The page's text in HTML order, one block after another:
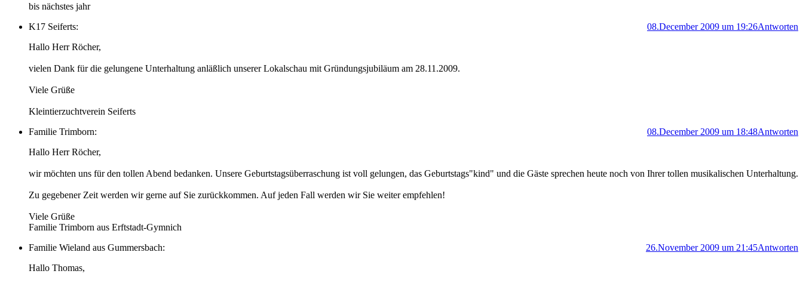
bis nächstes jahr
K17 Seiferts:
Antworten
08.December 2009 um 19:26
Hallo Herr Röcher,
vielen Dank für die gelungene Unterhaltung anläßlich unserer Lokalschau mit Gründungsjubiläum am 28.11.2009.
Viele Grüße
Kleintierzuchtverein Seiferts
Familie Trimborn:
Antworten
08.December 2009 um 18:48
Hallo Herr Röcher,
wir möchten uns für den tollen Abend bedanken. Unsere Geburtstagsüberraschung ist voll gelungen, das Geburtstags"kind" und die Gäste sprechen heute noch von Ihrer tollen musikalischen Unterhaltung.
Zu gegebener Zeit werden wir gerne auf Sie zurückkommen. Auf jeden Fall werden wir Sie weiter empfehlen!
Viele Grüße
Familie Trimborn aus Erftstadt-Gymnich
Familie Wieland aus Gummersbach:
Antworten
26.November 2009 um 21:45
Hallo Thomas,